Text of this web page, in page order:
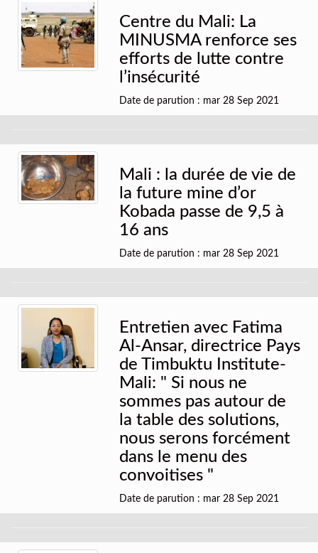
Centre du Mali: La
MINUSMA renforce ses
efforts de lutte contre
l’insécurité
Date de parution : mar 28 Sep 2021
Mali : la durée de vie de
la future mine d’or
Kobada passe de 9,5 à
16 ans
Date de parution : mar 28 Sep 2021
Entretien avec Fatima
Al-Ansar, directrice Pays
de Timbuktu Institute-
Mali: " Si nous ne
sommes pas autour de
la table des solutions,
nous serons forcément
dans le menu des
convoitises "
Date de parution : mar 28 Sep 2021